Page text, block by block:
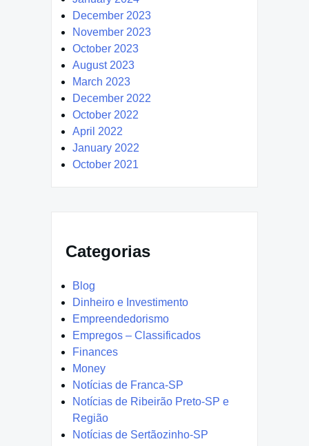
December 2023
November 2023
October 2023
August 2023
March 2023
December 2022
October 2022
April 2022
January 2022
October 2021
Categorias
Blog
Dinheiro e Investimento
Empreendedorismo
Empregos – Classificados
Finances
Money
Notícias de Franca-SP
Notícias de Ribeirão Preto-SP e
Região
Notícias de Sertãozinho-SP